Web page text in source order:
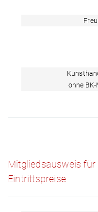
ohne
Mitgliedsausweis
Eintrittspreise